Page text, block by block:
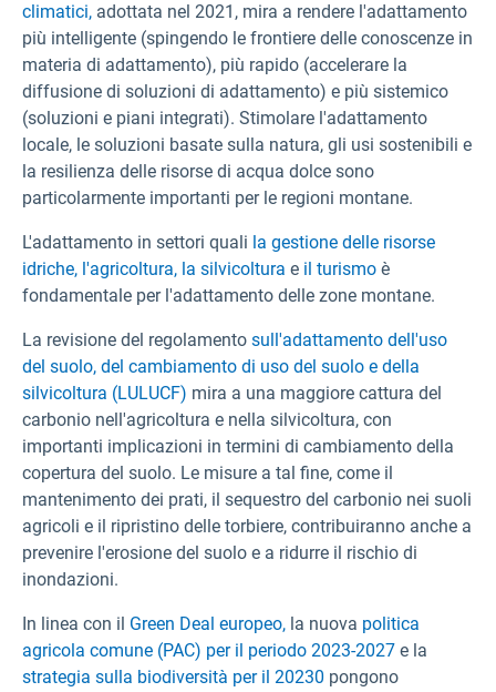
climatici, adottata nel 2021, mira a rendere l'adattamento
più intelligente (spingendo le frontiere delle conoscenze in
materia di adattamento), più rapido (accelerare la
diffusione di soluzioni di adattamento) e più sistemico
(soluzioni e piani integrati). Stimolare l'adattamento
locale, le soluzioni basate sulla natura, gli usi sostenibili e
la resilienza delle risorse di acqua dolce sono
particolarmente importanti per le regioni montane.
L'adattamento in settori quali la gestione delle risorse
idriche, l'agricoltura, la silvicoltura e il turismo è
fondamentale per l'adattamento delle zone montane.
La revisione del regolamento sull'adattamento dell'uso
del suolo, del cambiamento di uso del suolo e della
silvicoltura (LULUCF) mira a una maggiore cattura del
carbonio nell'agricoltura e nella silvicoltura, con
importanti implicazioni in termini di cambiamento della
copertura del suolo. Le misure a tal fine, come il
mantenimento dei prati, il sequestro del carbonio nei suoli
agricoli e il ripristino delle torbiere, contribuiranno anche a
prevenire l'erosione del suolo e a ridurre il rischio di
inondazioni.
In linea con il Green Deal europeo, la nuova politica
agricola comune (PAC) per il periodo 2023-2027 e la
strategia sulla biodiversità per il 20230 pongono